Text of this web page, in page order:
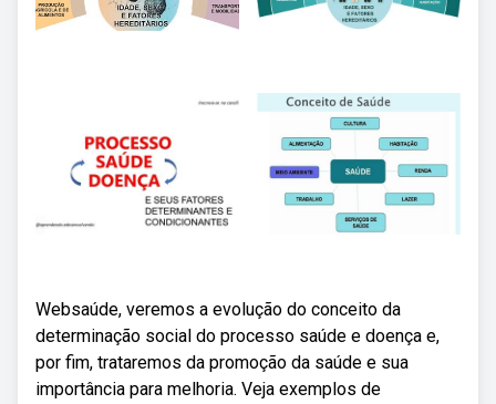
Websaúde, veremos a evolução do conceito da
determinação social do processo saúde e doença e,
por fim, trataremos da promoção da saúde e sua
importância para melhoria. Veja exemplos de